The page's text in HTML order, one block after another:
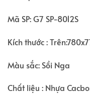
Mã SP: G7 SP-8012S
Kích thước :
Màu sắc: Sồi Nga
Chất liệu : Nhựa